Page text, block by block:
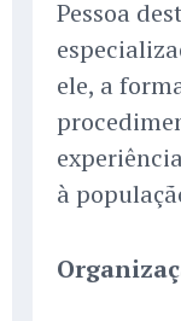
Pessoa
ele, a
à